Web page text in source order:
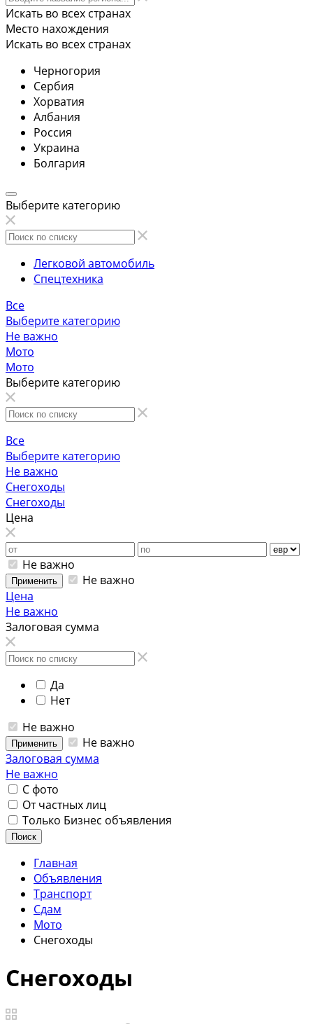
Искать во всех странах
Место нахождения
Искать во всех странах
Черногория
Сербия
Хорватия
Албания
Россия
Украина
Болгария
Выберите категорию
Легковой автомобиль
Спецтехника
Все
Выберите категорию
Не важно
Мото
Мото
Выберите категорию
Все
Выберите категорию
Не важно
Снегоходы
Снегоходы
Цена
Не важно
Применить
Не важно
Цена
Не важно
Залоговая сумма
Да
Нет
Не важно
Применить
Не важно
Залоговая сумма
Не важно
С фото
От частных лиц
Только Бизнес объявления
Поиск
Главная
Объявления
Транспорт
Сдам
Мото
Снегоходы
Снегоходы